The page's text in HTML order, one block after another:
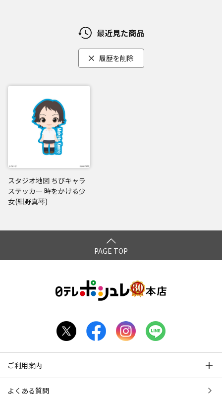
最近見た商品
履歴を削除
スタジオ地図 ちびキャラ
ステッカー 時をかける少
女(紺野真琴)
PAGE TOP
ご利用案内
よくある質問